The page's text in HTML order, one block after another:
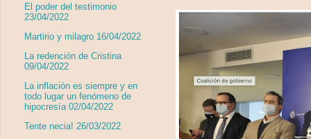
El poder del testimonio
23/04/2022
Martirio y milagro 16/04/2022
La redención de Cristina
09/04/2022
La inflación es siempre y en
todo lugar un fenómeno de
hipocresía 02/04/2022
Tente necia! 26/03/2022